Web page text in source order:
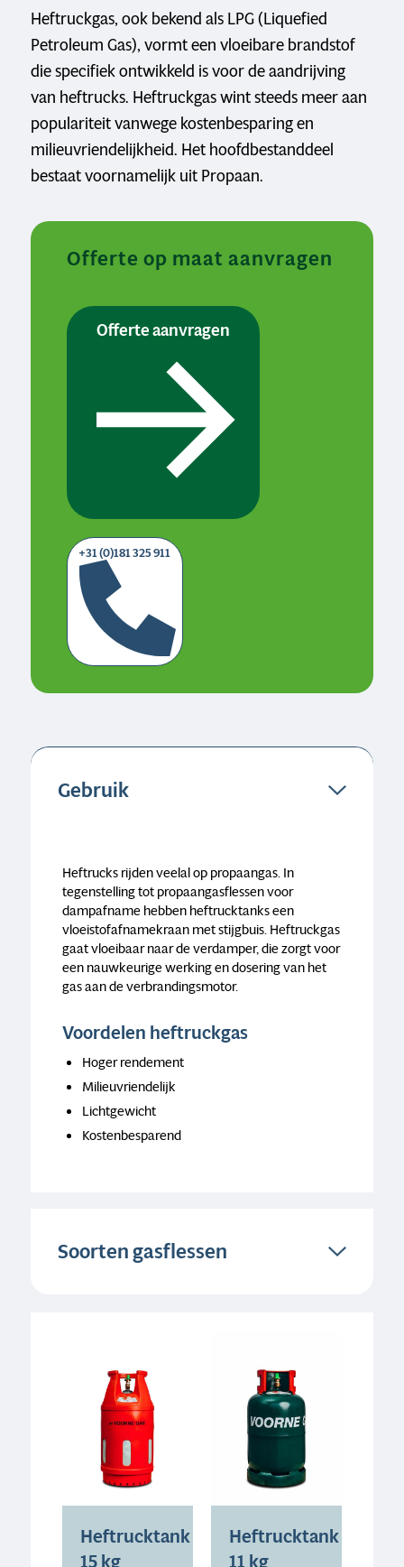
Heftruckgas, ook bekend als LPG (Liquefied
Petroleum Gas), vormt een vloeibare brandstof
die specifiek ontwikkeld is voor de aandrijving
van heftrucks. Heftruckgas wint steeds meer aan
populariteit vanwege kostenbesparing en
milieuvriendelijkheid. Het hoofdbestanddeel
bestaat voornamelijk uit Propaan.
Offerte op maat aanvragen
Offerte aanvragen
+31 (0)181 325 911
Gebruik
Heftrucks rijden veelal op propaangas. In
tegenstelling tot propaangasflessen voor
dampafname hebben heftrucktanks een
vloeistofafnamekraan met stijgbuis. Heftruckgas
gaat vloeibaar naar de verdamper, die zorgt voor
een nauwkeurige werking en dosering van het
gas aan de verbrandingsmotor.
Voordelen heftruckgas
Hoger rendement
Milieuvriendelijk
Lichtgewicht
Kostenbesparend
Soorten gasflessen
Heftrucktank
15 kg
Heftrucktank
11 kg